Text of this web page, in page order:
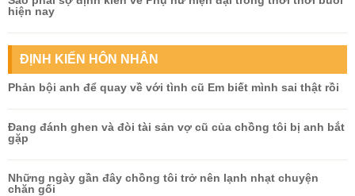
hiện nay
ĐỊNH KIẾN HÔN NHÂN
Phản bội anh để quay về với tình cũ Em biết mình sai thật rồi
Đang đánh ghen và đòi tài sản vợ cũ của chồng tôi bị anh bắt
gặp
Những ngày gần đây chồng tôi trở nên lạnh nhạt chuyện
chăn gối